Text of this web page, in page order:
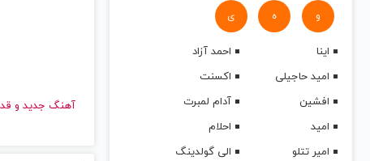
و ه ی
اینا
احمد آزاد
امید حاجیلی
اکسنت
افشین
آدام لمبرت
امید
احلام
امیر تتلو
الی گولدینگ
آهنگ جدید